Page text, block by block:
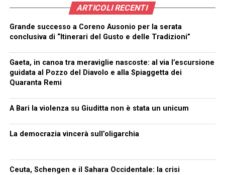
ARTICOLI RECENTI
Grande successo a Coreno Ausonio per la serata
conclusiva di “Itinerari del Gusto e delle Tradizioni”
Gaeta, in canoa tra meraviglie nascoste: al via l’escursione
guidata al Pozzo del Diavolo e alla Spiaggetta dei
Quaranta Remi
A Bari la violenza su Giuditta non è stata un unicum
La democrazia vincerà sull’oligarchia
Ceuta, Schengen e il Sahara Occidentale: la crisi